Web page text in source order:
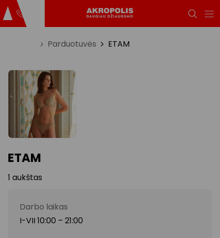
Parduotuvės ETAM
ETAM
1 aukštas
Darbo laikas
I-VII 10:00 – 21:00